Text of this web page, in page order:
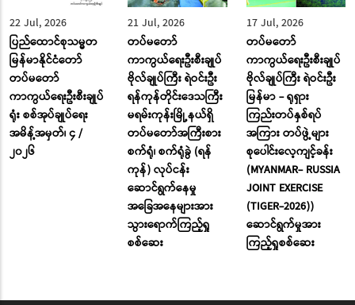
22 Jul, 2026
ပြည်ထောင်စုသမ္မတ
မြန်မာနိုင်ငံတော်
တပ်မတော်
ကာကွယ်ရေးဦးစီးချုပ်
ရုံး စစ်အုပ်ချုပ်ရေး
အမိန့်အမှတ်၊ ၄ /
၂၀၂၆
21 Jul, 2026
တပ်မတော်
ကာကွယ်ရေးဦးစီးချုပ်
ဗိုလ်ချုပ်ကြီး ရဲဝင်းဦး
ရန်ကုန်တိုင်းဒေသကြီး
မရမ်းကုန်းမြို့နယ်ရှိ
တပ်မတော်အကြီးစား
စက်ရုံ၊ စက်ရုံခွဲ (ရန်
ကုန်) လုပ်ငန်း
ဆောင်ရွက်နေမှု
အခြေအနေများအား
သွားရောက်ကြည့်ရှု
စစ်ဆေး
17 Jul, 2026
တပ်မတော်
ကာကွယ်ရေးဦးစီးချုပ်
ဗိုလ်ချုပ်ကြီး ရဲဝင်းဦး
မြန်မာ - ရုရှား
ကြည်းတပ်နှစ်ရပ်
အကြား တပ်ဖွဲ့များ
စုပေါင်းလေ့ကျင့်ခန်း
(MYANMAR- RUSSIA
JOINT EXERCISE
(TIGER-2026))
ဆောင်ရွက်မှုအား
ကြည့်ရှုစစ်ဆေး